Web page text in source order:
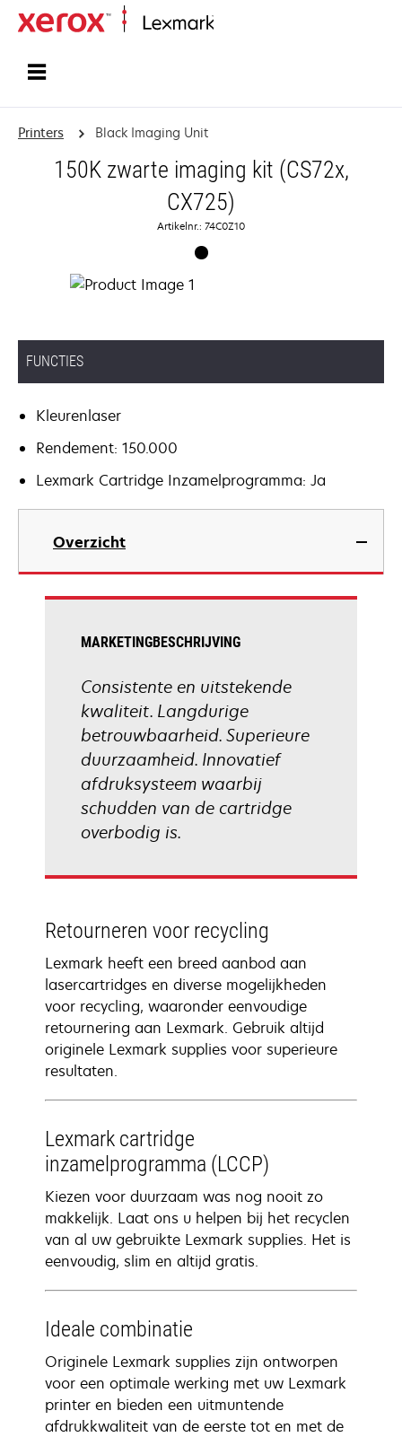
Printers Black Imaging Unit
150K zwarte imaging kit (CS72x,
CX725)
Artikelnr.: 74C0Z10
FUNCTIES
Kleurenlaser
Rendement: 150.000
Lexmark Cartridge Inzamelprogramma: Ja
Overzicht
MARKETINGBESCHRIJVING
Consistente en uitstekende
kwaliteit. Langdurige
betrouwbaarheid. Superieure
duurzaamheid. Innovatief
afdruksysteem waarbij
schudden van de cartridge
overbodig is.
Retourneren voor recycling
Lexmark heeft een breed aanbod aan
lasercartridges en diverse mogelijkheden
voor recycling, waaronder eenvoudige
retournering aan Lexmark. Gebruik altijd
originele Lexmark supplies voor superieure
resultaten.
Lexmark cartridge
inzamelprogramma (LCCP)
Kiezen voor duurzaam was nog nooit zo
makkelijk. Laat ons u helpen bij het recyclen
van al uw gebruikte Lexmark supplies. Het is
eenvoudig, slim en altijd gratis.
Ideale combinatie
Originele Lexmark supplies zijn ontworpen
voor een optimale werking met uw Lexmark
printer en bieden een uitmuntende
afdrukkwaliteit van de eerste tot en met de